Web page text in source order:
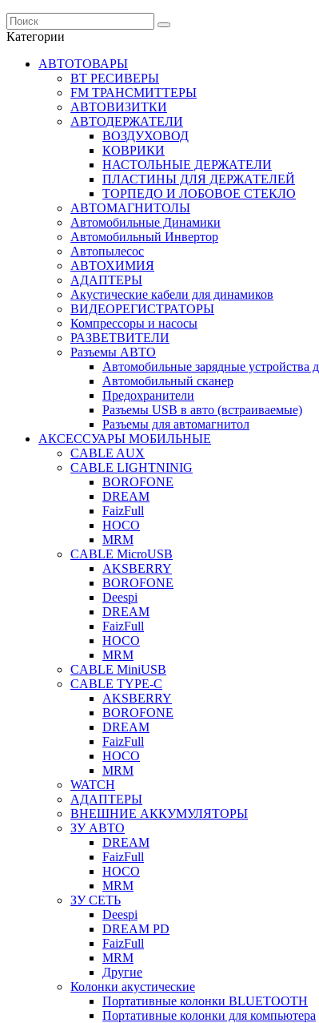
Категории
АВТОТОВАРЫ
BT РЕСИВЕРЫ
FM ТРАНСМИТТЕРЫ
АВТОВИЗИТКИ
АВТОДЕРЖАТЕЛИ
ВОЗДУХОВОД
КОВРИКИ
НАСТОЛЬНЫЕ ДЕРЖАТЕЛИ
ПЛАСТИНЫ ДЛЯ ДЕРЖАТЕЛЕЙ
ТОРПЕДО И ЛОБОВОЕ СТЕКЛО
АВТОМАГНИТОЛЫ
Автомобильные Динамики
Автомобильный Инвертор
Автопылесос
АВТОХИМИЯ
АДАПТЕРЫ
Акустические кабели для динамиков
ВИДЕОРЕГИСТРАТОРЫ
Компрессоры и насосы
РАЗВЕТВИТЕЛИ
Разъемы АВТО
Автомобильные зарядные устройства
Автомобильный сканер
Предохранители
Разъемы USB в авто (встраиваемые)
Разъемы для автомагнитол
АКСЕССУАРЫ МОБИЛЬНЫЕ
CABLE AUX
CABLE LIGHTNINIG
BOROFONE
DREAM
FaizFull
HOCO
MRM
CABLE MicroUSB
AKSBERRY
BOROFONE
Deespi
DREAM
FaizFull
HOCO
MRM
CABLE MiniUSB
CABLE TYPE-C
AKSBERRY
BOROFONE
DREAM
FaizFull
HOCO
MRM
WATCH
АДАПТЕРЫ
ВНЕШНИЕ АККУМУЛЯТОРЫ
ЗУ АВТО
DREAM
FaizFull
HOCO
MRM
ЗУ СЕТЬ
Deespi
DREAM PD
FaizFull
MRM
Другие
Колонки акустические
Портативные колонки BLUETOOTH
Портативные колонки для компьютера